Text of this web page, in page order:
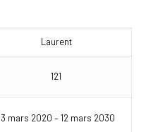
Laurent
121
mars 2020 – 12 mars 2030